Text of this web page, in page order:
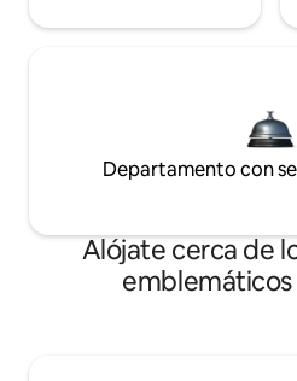
Departamento con
Alójate cerca de